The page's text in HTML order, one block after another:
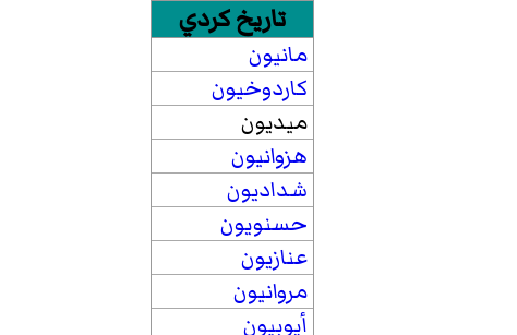
تاريخ كردي
مانيون
كاردوخيون
ميديون
هزوانيون
شداديون
حسنويون
عنازيون
مروانيون
أيوبيون